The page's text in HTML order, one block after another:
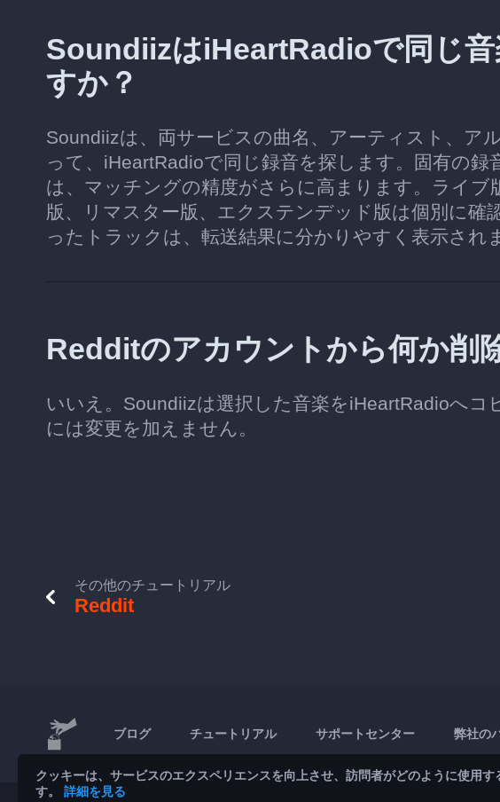
SoundiizはiHeartRadioで同じ
すか？
Soundiizは、両サービスの曲名、アーティスト、ア
って、iHeartRadioで同じ録音を探します。固有の録
は、マッチングの精度がさらに高まります。ライブ
版、リマスター版、エクステンデッド版は個別に確
ったトラックは、転送結果に分かりやすく表示され
Redditのアカウントから何か削
いいえ。Soundiizは選択した音楽をiHeartRadioへ
には変更を加えません。
その他のチュートリアル
Reddit
ブログ チュートリアル サポートセンター 弊社の
クッキーは、サービスのエクスペリエンスを向上させ、訪問者がどのように使用
す。 詳細を見る